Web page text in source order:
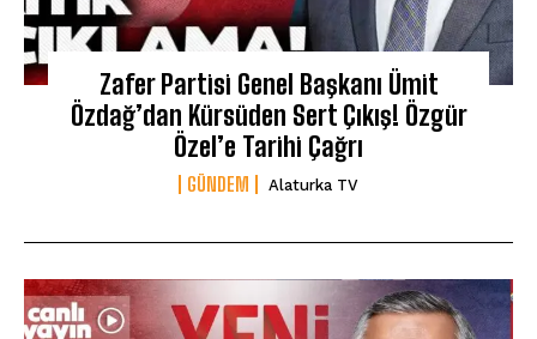
Zafer Partisi Genel Başkanı Ümit
Özdağ’dan Kürsüden Sert Çıkış! Özgür
Özel’e Tarihi Çağrı
GÜNDEM Alaturka TV